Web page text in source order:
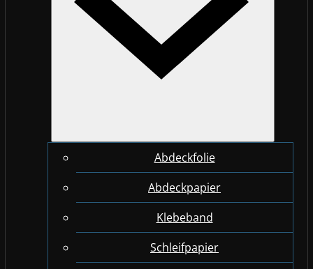
Abdeckfolie
Abdeckpapier
Klebeband
Schleifpapier